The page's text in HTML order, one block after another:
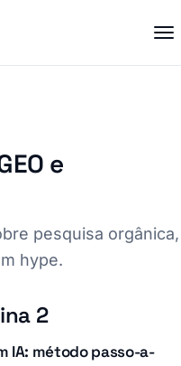
e
pesquisa orgânica,
hype.
2
IA: método passo-a-